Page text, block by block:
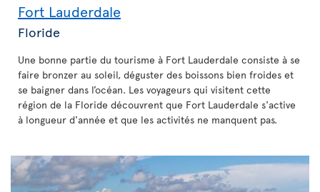
Fort Lauderdale
Floride
Une bonne partie du tourisme à Fort Lauderdale consiste à se
faire bronzer au soleil, déguster des boissons bien froides et
se baigner dans l’océan. Les voyageurs qui visitent cette
région de la Floride découvrent que Fort Lauderdale s'active
à longueur d'année et que les activités ne manquent pas.